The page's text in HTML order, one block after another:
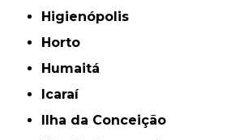
Higienópolis
Horto
Humaitá
Icaraí
Ilha da Conceição